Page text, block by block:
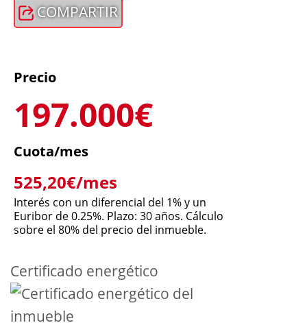
COMPARTIR
Precio
197.000€
Cuota/mes
525,20€/mes
Interés con un diferencial del 1% y un
Euribor de 0.25%. Plazo: 30 años. Cálculo
sobre el 80% del precio del inmueble.
Certificado energético